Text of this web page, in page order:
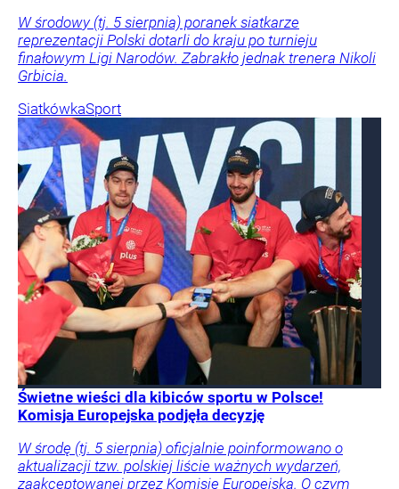
W środowy (tj. 5 sierpnia) poranek siatkarze
reprezentacji Polski dotarli do kraju po turnieju
finałowym Ligi Narodów. Zabrakło jednak trenera Nikoli
Grbicia.
SiatkówkaSport
Świetne wieści dla kibiców sportu w Polsce!
Komisja Europejska podjęła decyzję
W środę (tj. 5 sierpnia) oficjalnie poinformowano o
aktualizacji tzw. polskiej liście ważnych wydarzeń,
zaakceptowanej przez Komisję Europejską. O czym